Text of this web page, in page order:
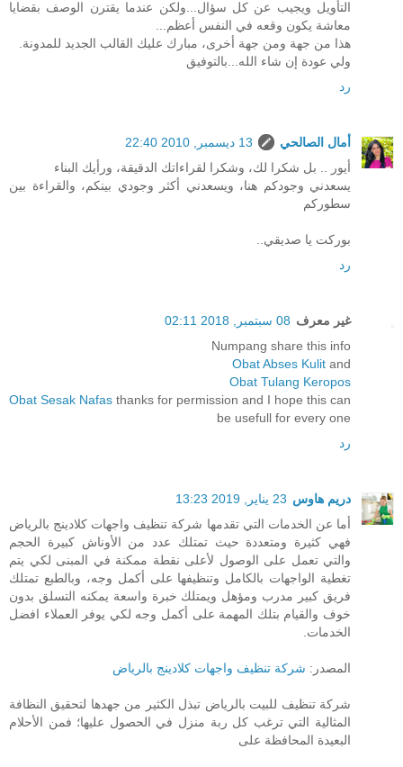
التأويل ويجيب عن كل سؤال...ولكن عندما يقترن الوصف بقضايا
معاشة يكون وقعه في النفس أعظم...
هذا من جهة ومن جهة أخرى، مبارك عليك القالب الجديد للمدونة.
ولي عودة إن شاء الله...بالتوفيق
رد
أمال الصالحي
13 ديسمبر, 2010 22:40
أيور .. بل شكرا لك، وشكرا لقراءاتك الدقيقة، ورأيك البناء
يسعدني وجودكم هنا، ويسعدني أكثر وجودي بينكم، والقراءة بين
سطوركم
بوركت يا صديقي..
رد
غير معرف 08 سبتمبر, 2018 02:11
Numpang share this info
Obat Abses Kulit and
Obat Tulang Keropos
Obat Sesak Nafas thanks for permission and I hope this can
be usefull for every one
رد
دريم هاوس 23 يناير, 2019 13:23
أما عن الخدمات التي تقدمها شركة تنظيف واجهات كلادينج بالرياض
فهي كثيرة ومتعددة حيث تمتلك عدد من الأوناش كبيرة الحجم
والتي تعمل على الوصول لأعلى نقطة ممكنة في المبنى لكي يتم
تغطية الواجهات بالكامل وتنظيفها على أكمل وجه، وبالطبع تمتلك
فريق كبير مدرب ومؤهل ويمتلك خبرة واسعة يمكنه التسلق بدون
خوف والقيام بتلك المهمة على أكمل وجه لكي يوفر العملاء افضل
الخدمات.
المصدر: شركة تنظيف واجهات كلادينج بالرياض
شركة تنظيف للبيت بالرياض تبذل الكثير من جهدها لتحقيق النظافة
المثالية التي ترغب كل ربة منزل في الحصول عليها؛ فمن الأحلام
البعيدة المحافظة على